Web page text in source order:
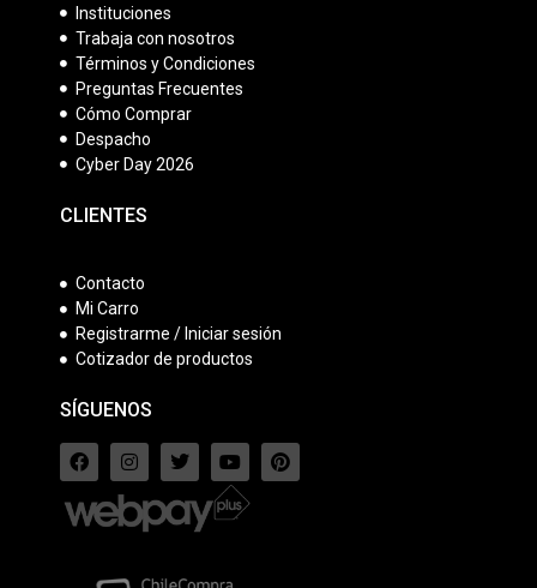
Instituciones
Trabaja con nosotros
Términos y Condiciones
Preguntas Frecuentes
Cómo Comprar
Despacho
Cyber Day 2026
CLIENTES
Contacto
Mi Carro
Registrarme / Iniciar sesión
Cotizador de productos
SÍGUENOS